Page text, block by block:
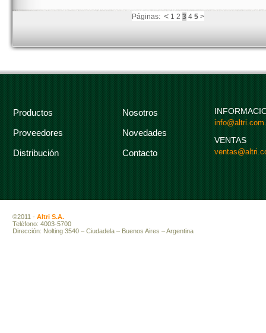
Páginas: < 1 2 3 4 5 >
Productos
Nosotros
Proveedores
Novedades
Distribución
Contacto
VENTAS
©2011 - Altri S.A.
Teléfono: 4003-5700
Dirección: Nolting 3540 – Ciudadela – Buenos Aires – Argentina